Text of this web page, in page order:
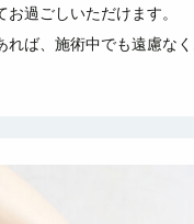
お過ごしいただけます。
れば、施術中でも遠慮な